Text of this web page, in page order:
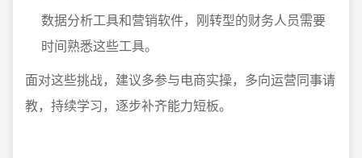
数据分析工具和营销软件，刚转型的财务人员需要
时间熟悉这些工具。
面对这些挑战，建议多参与电商实操，多向运营同事请
教，持续学习，逐步补齐能力短板。